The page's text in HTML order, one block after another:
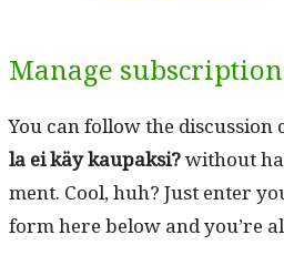
Manage
You can fol­low the dis­cus­sion
la ei käy kau­pak­si?with­out
ment. Cool, huh? Just enter
form here below and you’re